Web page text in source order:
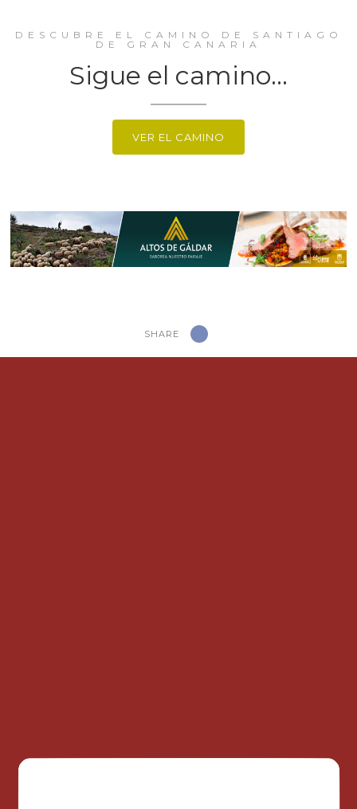
DESCUBRE EL CAMINO DE SANTIAGO
DE GRAN CANARIA
Sigue el camino...
VER EL CAMINO
SHARE